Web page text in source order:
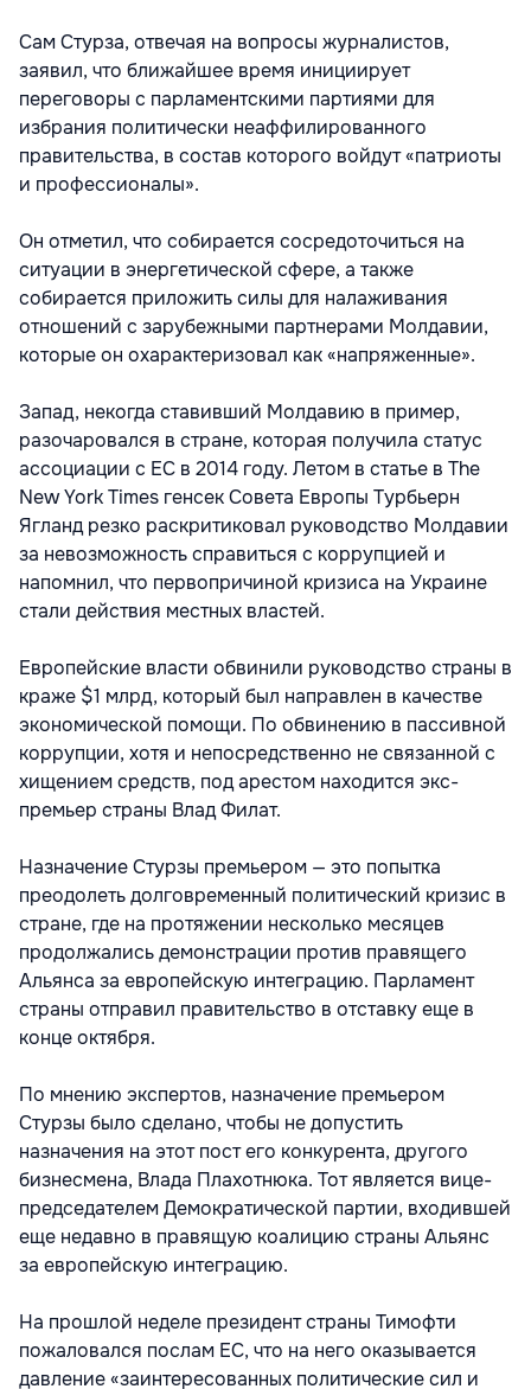
Сам Стурза, отвечая на вопросы журналистов,
заявил, что ближайшее время инициирует
переговоры с парламентскими партиями для
избрания политически неаффилированного
правительства, в состав которого войдут «патриоты
и профессионалы».
Он отметил, что собирается сосредоточиться на
ситуации в энергетической сфере, а также
собирается приложить силы для налаживания
отношений с зарубежными партнерами Молдавии,
которые он охарактеризовал как «напряженные».
Запад, некогда ставивший Молдавию в пример,
разочаровался в стране, которая получила статус
ассоциации с ЕС в 2014 году. Летом в статье в The
New York Times генсек Совета Европы Турбьерн
Ягланд резко раскритиковал руководство Молдавии
за невозможность справиться с коррупцией и
напомнил, что первопричиной кризиса на Украине
стали действия местных властей.
Европейские власти обвинили руководство страны в
краже $1 млрд, который был направлен в качестве
экономической помощи. По обвинению в пассивной
коррупции, хотя и непосредственно не связанной с
хищением средств, под арестом находится экс-
премьер страны Влад Филат.
Назначение Стурзы премьером — это попытка
преодолеть долговременный политический кризис в
стране, где на протяжении несколько месяцев
продолжались демонстрации против правящего
Альянса за европейскую интеграцию. Парламент
страны отправил правительство в отставку еще в
конце октября.
По мнению экспертов, назначение премьером
Стурзы было сделано, чтобы не допустить
назначения на этот пост его конкурента, другого
бизнесмена, Влада Плахотнюка. Тот является вице-
председателем Демократической партии, входившей
еще недавно в правящую коалицию страны Альянс
за европейскую интеграцию.
На прошлой неделе президент страны Тимофти
пожаловался послам ЕС, что на него оказывается
давление «заинтересованных политические сил и